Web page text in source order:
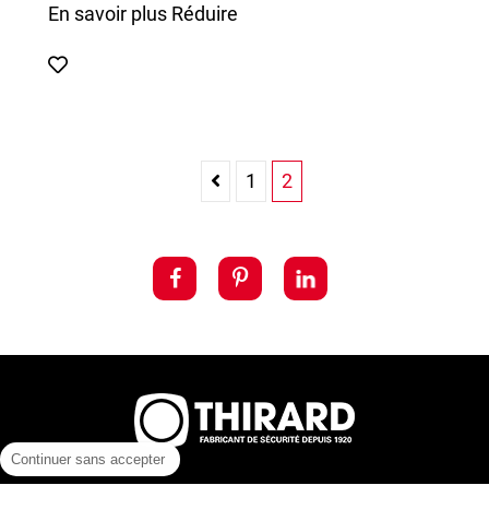
En savoir plus Réduire
1 2
Continuer sans accepter